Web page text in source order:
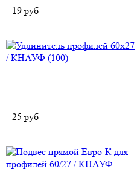
19 руб
25 руб